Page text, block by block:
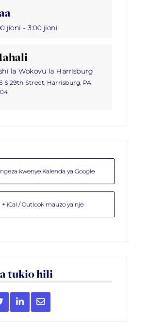
jioni - 3:00 jioni
la Wokovu la Harrisburg
S 29th Street, Harrisburg, PA
kwenye Kalenda ya Google
+ iCal / Outlook mauzo ya nje
tukio hili
Share
this
Share
this